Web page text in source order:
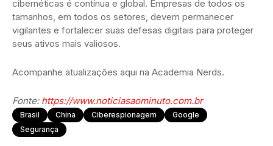
cibernéticas é contínua e global. Empresas de todos os
tamanhos, em todos os setores, devem permanecer
vigilantes e fortalecer suas defesas digitais para proteger
seus ativos mais valiosos.
Acompanhe atualizações aqui na Academia Nerds.
Fonte: https://www.noticiasaominuto.com.br
Brasil China Ciberespionagem
Google
Segurança